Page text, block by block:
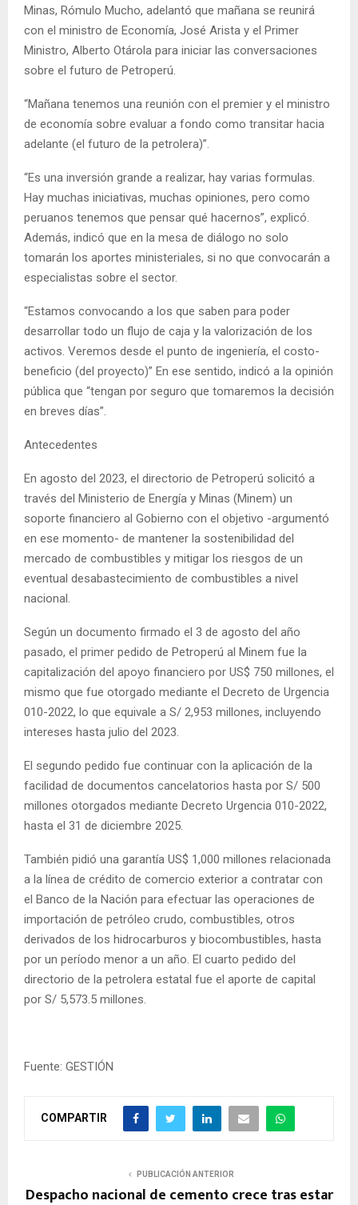
Minas, Rómulo Mucho, adelantó que mañana se reunirá
con el ministro de Economía, José Arista y el Primer
Ministro, Alberto Otárola para iniciar las conversaciones
sobre el futuro de Petroperú.
“Mañana tenemos una reunión con el premier y el ministro
de economía sobre evaluar a fondo como transitar hacia
adelante (el futuro de la petrolera)”.
“Es una inversión grande a realizar, hay varias formulas.
Hay muchas iniciativas, muchas opiniones, pero como
peruanos tenemos que pensar qué hacernos”, explicó.
Además, indicó que en la mesa de diálogo no solo
tomarán los aportes ministeriales, si no que convocarán a
especialistas sobre el sector.
“Estamos convocando a los que saben para poder
desarrollar todo un flujo de caja y la valorización de los
activos. Veremos desde el punto de ingeniería, el costo-
beneficio (del proyecto)” En ese sentido, indicó a la opinión
pública que “tengan por seguro que tomaremos la decisión
en breves días”.
Antecedentes
En agosto del 2023, el directorio de Petroperú solicitó a
través del Ministerio de Energía y Minas (Minem) un
soporte financiero al Gobierno con el objetivo -argumentó
en ese momento- de mantener la sostenibilidad del
mercado de combustibles y mitigar los riesgos de un
eventual desabastecimiento de combustibles a nivel
nacional.
Según un documento firmado el 3 de agosto del año
pasado, el primer pedido de Petroperú al Minem fue la
capitalización del apoyo financiero por US$ 750 millones, el
mismo que fue otorgado mediante el Decreto de Urgencia
010-2022, lo que equivale a S/ 2,953 millones, incluyendo
intereses hasta julio del 2023.
El segundo pedido fue continuar con la aplicación de la
facilidad de documentos cancelatorios hasta por S/ 500
millones otorgados mediante Decreto Urgencia 010-2022,
hasta el 31 de diciembre 2025.
También pidió una garantía US$ 1,000 millones relacionada
a la línea de crédito de comercio exterior a contratar con
el Banco de la Nación para efectuar las operaciones de
importación de petróleo crudo, combustibles, otros
derivados de los hidrocarburos y biocombustibles, hasta
por un período menor a un año. El cuarto pedido del
directorio de la petrolera estatal fue el aporte de capital
por S/ 5,573.5 millones.
Fuente: GESTIÓN
COMPARTIR
PUBLICACIÓN ANTERIOR
Despacho nacional de cemento crece tras estar